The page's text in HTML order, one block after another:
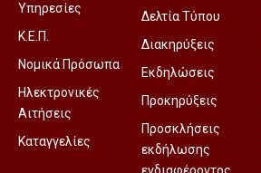
Υπηρεσίες
Κ.Ε.Π.
Νομικά Πρόσωπα
Ηλεκτρονικές
Αιτήσεις
Καταγγελίες
Δελτία Τύπου
Διακηρύξεις
Εκδηλώσεις
Προκηρύξεις
Προσκλήσεις
εκδήλωσης